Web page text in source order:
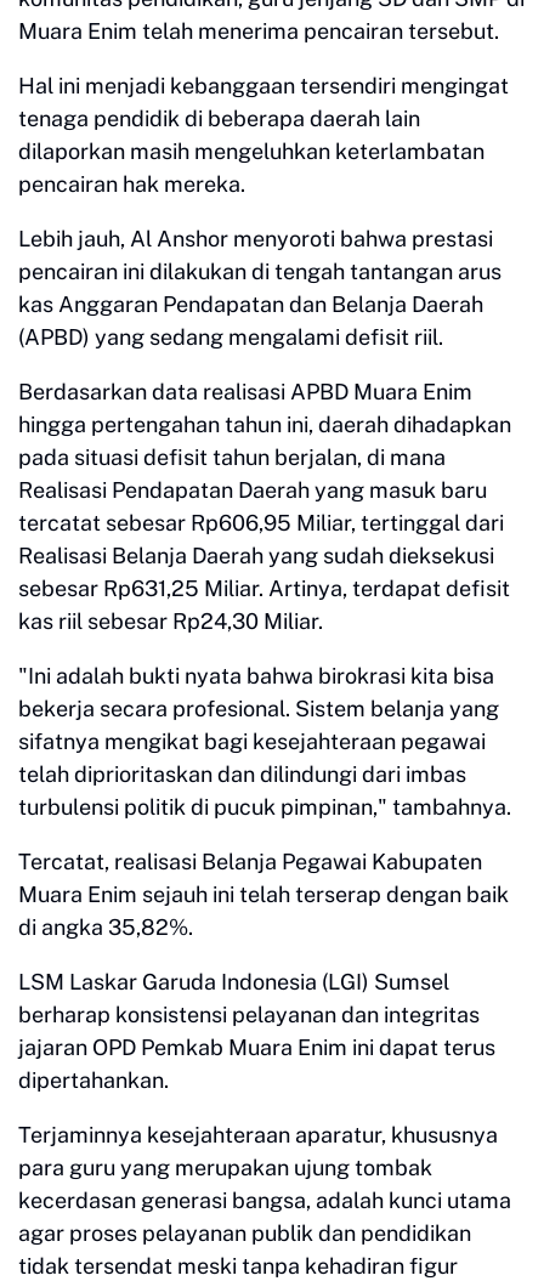
Muara Enim telah menerima pencairan tersebut.
Hal ini menjadi kebanggaan tersendiri mengingat
tenaga pendidik di beberapa daerah lain
dilaporkan masih mengeluhkan keterlambatan
pencairan hak mereka.
Lebih jauh, Al Anshor menyoroti bahwa prestasi
pencairan ini dilakukan di tengah tantangan arus
kas Anggaran Pendapatan dan Belanja Daerah
(APBD) yang sedang mengalami defisit riil.
Berdasarkan data realisasi APBD Muara Enim
hingga pertengahan tahun ini, daerah dihadapkan
pada situasi defisit tahun berjalan, di mana
Realisasi Pendapatan Daerah yang masuk baru
tercatat sebesar Rp606,95 Miliar, tertinggal dari
Realisasi Belanja Daerah yang sudah dieksekusi
sebesar Rp631,25 Miliar. Artinya, terdapat defisit
kas riil sebesar Rp24,30 Miliar.
"Ini adalah bukti nyata bahwa birokrasi kita bisa
bekerja secara profesional. Sistem belanja yang
sifatnya mengikat bagi kesejahteraan pegawai
telah diprioritaskan dan dilindungi dari imbas
turbulensi politik di pucuk pimpinan," tambahnya.
Tercatat, realisasi Belanja Pegawai Kabupaten
Muara Enim sejauh ini telah terserap dengan baik
di angka 35,82%.
LSM Laskar Garuda Indonesia (LGI) Sumsel
berharap konsistensi pelayanan dan integritas
jajaran OPD Pemkab Muara Enim ini dapat terus
dipertahankan.
Terjaminnya kesejahteraan aparatur, khususnya
para guru yang merupakan ujung tombak
kecerdasan generasi bangsa, adalah kunci utama
agar proses pelayanan publik dan pendidikan
tidak tersendat meski tanpa kehadiran figur